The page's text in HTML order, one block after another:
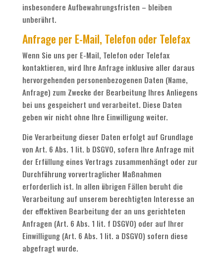
insbesondere Aufbewahrungsfristen – bleiben
unberührt.
Anfrage per E-Mail, Telefon oder Telefax
Wenn Sie uns per E-Mail, Telefon oder Telefax
kontaktieren, wird Ihre Anfrage inklusive aller daraus
hervorgehenden personenbezogenen Daten (Name,
Anfrage) zum Zwecke der Bearbeitung Ihres Anliegens
bei uns gespeichert und verarbeitet. Diese Daten
geben wir nicht ohne Ihre Einwilligung weiter.
Die Verarbeitung dieser Daten erfolgt auf Grundlage
von Art. 6 Abs. 1 lit. b DSGVO, sofern Ihre Anfrage mit
der Erfüllung eines Vertrags zusammenhängt oder zur
Durchführung vorvertraglicher Maßnahmen
erforderlich ist. In allen übrigen Fällen beruht die
Verarbeitung auf unserem berechtigten Interesse an
der effektiven Bearbeitung der an uns gerichteten
Anfragen (Art. 6 Abs. 1 lit. f DSGVO) oder auf Ihrer
Einwilligung (Art. 6 Abs. 1 lit. a DSGVO) sofern diese
abgefragt wurde.